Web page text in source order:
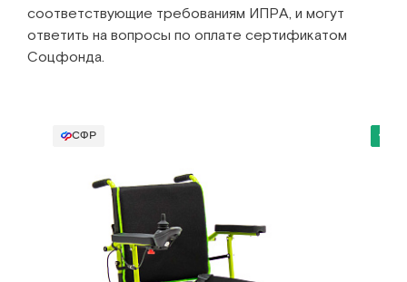
соответствующие требованиям ИПРА, и могут
ответить на вопросы по оплате сертификатом
Соцфонда.
СФР